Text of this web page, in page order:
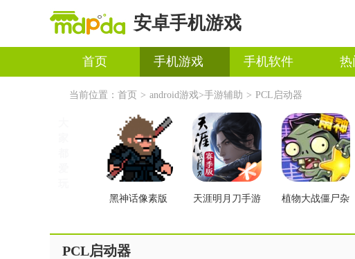
安卓手机游戏
首页 手机游戏 手机软件 热
当前位置： 首页 > android游戏>手游辅助 > PCL启动器
黑神话像素版 天涯明月刀手游 植物大战僵尸杂
PCL启动器